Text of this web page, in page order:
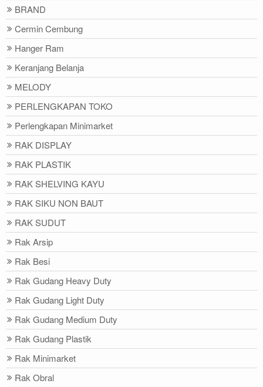
BRAND
Cermin Cembung
Hanger Ram
Keranjang Belanja
MELODY
PERLENGKAPAN TOKO
Perlengkapan Minimarket
RAK DISPLAY
RAK PLASTIK
RAK SHELVING KAYU
RAK SIKU NON BAUT
RAK SUDUT
Rak Arsip
Rak Besi
Rak Gudang Heavy Duty
Rak Gudang Light Duty
Rak Gudang Medium Duty
Rak Gudang Plastik
Rak Minimarket
Rak Obral